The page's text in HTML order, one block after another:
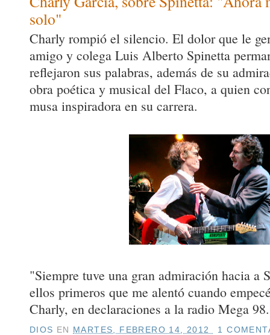
solo"
Charly rompió el silencio. El dolor que le
amigo y colega Luis Alberto Spinetta
reflejaron sus palabras, además de su
obra poética y musical del Flaco, a quien
musa inspiradora en su carrera.
"Siempre tuve una gran admiración hacia a
ellos primeros que me alentó cuando
Charly, en declaraciones a la radio Mega
DIOS EN MARTES, FEBRERO 14, 2012
1